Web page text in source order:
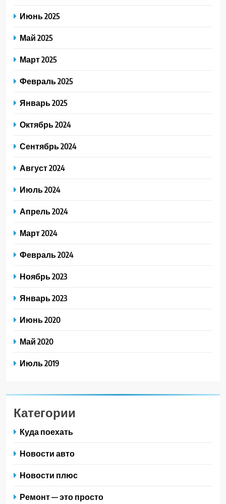
Июнь 2025
Май 2025
Март 2025
Февраль 2025
Январь 2025
Октябрь 2024
Сентябрь 2024
Август 2024
Июль 2024
Апрель 2024
Март 2024
Февраль 2024
Ноябрь 2023
Январь 2023
Июнь 2020
Май 2020
Июль 2019
Категории
Куда поехать
Новости авто
Новости плюс
Ремонт — это просто